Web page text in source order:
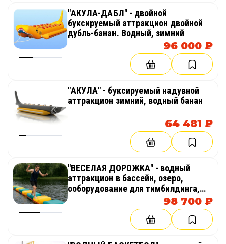
"АКУЛА-ДАБЛ" - двойной
буксируемый аттракцион двойной
дубль-банан. Водный, зимний
96 000 ₽
"АКУЛА" - буксируемый надувной
аттракцион зимний, водный банан
64 481 ₽
"ВЕСЕЛАЯ ДОРОЖКА" - водный
аттракцион в бассейн, озеро,
ооборудование для тимбилдинга,
праздника, корпоратива,
соревнований, веселых стартов,
забегов, эстафет
98 700 ₽